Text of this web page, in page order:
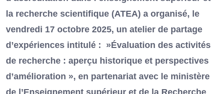
la recherche scientifique (ATEA) a organisé, le
vendredi 17 octobre 2025, un atelier de partage
d’expériences intitulé : »Évaluation des activités
de recherche : aperçu historique et perspectives
d’amélioration », en partenariat avec le ministère
de l’Enseignement supérieur et de la Recherche